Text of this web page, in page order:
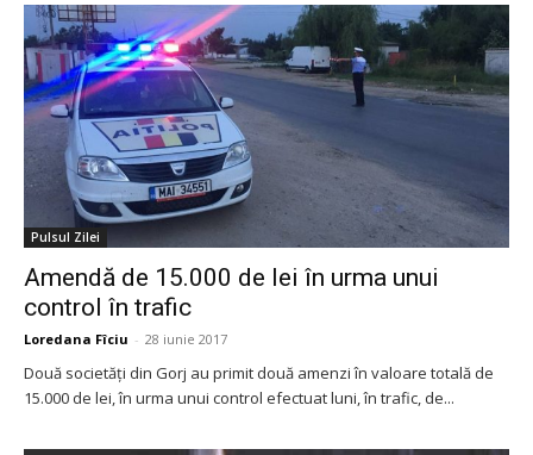
Pulsul Zilei
Amendă de 15.000 de lei în urma unui
control în trafic
Loredana Fîciu - 28 iunie 2017
Două societăți din Gorj au primit două amenzi în valoare totală de
15.000 de lei, în urma unui control efectuat luni, în trafic, de...